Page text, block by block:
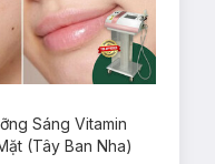
(Tây Ban Nha)